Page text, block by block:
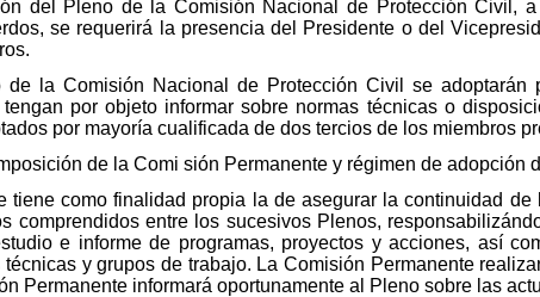
del Pleno de la Comisión Nacional de Protección Civil,
se requerirá la presencia del Presidente o del
la Comisión Nacional de Protección Civil se adoptarán
por objeto informar sobre normas técnicas o
por mayoría cualificada de dos tercios de los miembros
de la Comi sión Permanente y régimen de adopción
tiene como finalidad propia la de asegurar la continuidad
comprendidos entre los sucesivos Plenos,
e informe de programas, proyectos y acciones, así
y grupos de trabajo. La Comisión Permanente
Permanente informará oportunamente al Pleno sobre las